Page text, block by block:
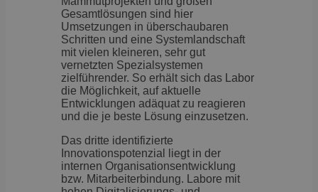
Gesamtlösungen sind hier
Umsetzungen in überschaubaren
Schritten und eine Systemlandschaft
mit vielen kleineren, sehr gut
vernetzten Spezialsystemen
zielführender. So erhält sich das Labor
die Möglichkeit, auf aktuelle
Entwicklungen adäquat zu reagieren
und die je beste Lösung einzusetzen.
Das dritte identifizierte
Innovationspotenzial liegt in der
internen Organisationsentwicklung
bzw. Mitarbeiterbindung. Labore mit